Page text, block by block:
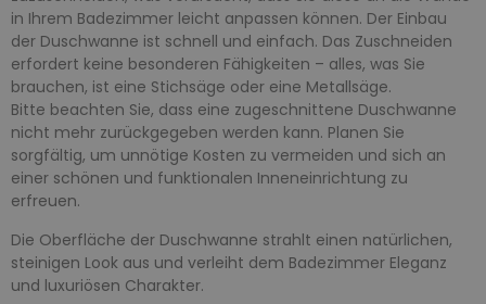
in Ihrem Badezimmer leicht anpassen können. Der Einbau
der Duschwanne ist schnell und einfach. Das Zuschneiden
erfordert keine besonderen Fähigkeiten – alles, was Sie
brauchen, ist eine Stichsäge oder eine Metallsäge.
Bitte beachten Sie, dass eine zugeschnittene Duschwanne
nicht mehr zurückgegeben werden kann. Planen Sie
sorgfältig, um unnötige Kosten zu vermeiden und sich an
einer schönen und funktionalen Inneneinrichtung zu
erfreuen.
Die Oberfläche der Duschwanne strahlt einen natürlichen,
steinigen Look aus und verleiht dem Badezimmer Eleganz
und luxuriösen Charakter.